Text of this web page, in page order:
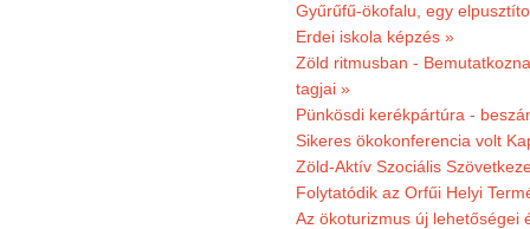
Gyűrűfű-ökofalu, egy
Erdei iskola képzés »
Zöld ritmusban -
tagjai »
Pünkösdi kerékpártúra -
Sikeres ökokonferencia volt
Zöld-Aktív Szociális
Folytatódik az Orfűi Helyi
Az ökoturizmus új lehetőségei